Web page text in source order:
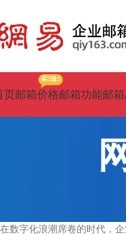
页邮箱价格
买3送3
邮箱功能邮
在数字化浪潮席卷的时代，